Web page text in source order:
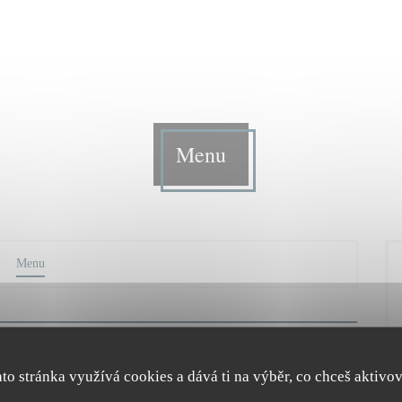
stránka využívá cookies a dává ti na výběr, co chceš
Menu
Menu
frais de la saison ; vins de propriétés et esprit nature. Changement des